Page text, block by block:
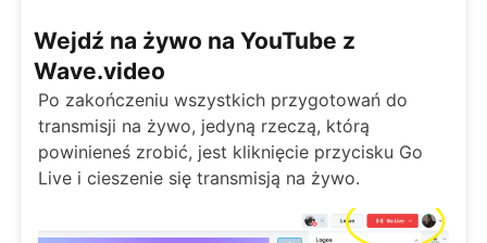
Wejdź na żywo na YouTube z
Wave.video
Po zakończeniu wszystkich przygotowań do
transmisji na żywo, jedyną rzeczą, którą
powinieneś zrobić, jest kliknięcie przycisku Go
Live i cieszenie się transmisją na żywo.